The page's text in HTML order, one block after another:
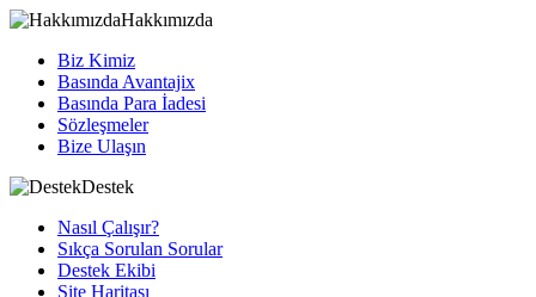
Hakkımızda
Biz Kimiz
Basında Avantajix
Basında Para İadesi
Sözleşmeler
Bize Ulaşın
Destek
Nasıl Çalışır?
Sıkça Sorulan Sorular
Destek Ekibi
Site Haritası